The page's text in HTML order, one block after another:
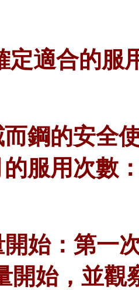
定適合的服
鋼的安全
服用次數
開始：第一
開始，並觀